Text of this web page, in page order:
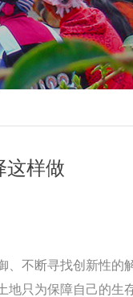
这样做
、不断寻找创新性的
只为保障自己的生